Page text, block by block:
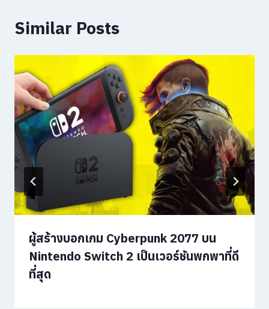
Similar Posts
ผู้สร้างบอกเกม Cyberpunk 2077 บน
Nintendo Switch 2 เป็นเวอร์ชันพกพาที่ดี
ที่สุด